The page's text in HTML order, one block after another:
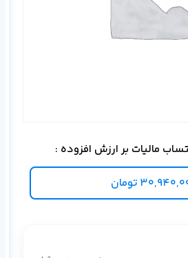
مالیات بر ارزش افزوده :
تومان